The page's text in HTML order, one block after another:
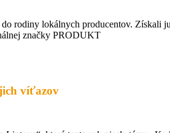
lokálnych producentov. Získali
značky PRODUKT
víťazov